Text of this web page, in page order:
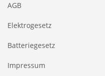
AGB
Elektrogesetz
Batteriegesetz
Impressum